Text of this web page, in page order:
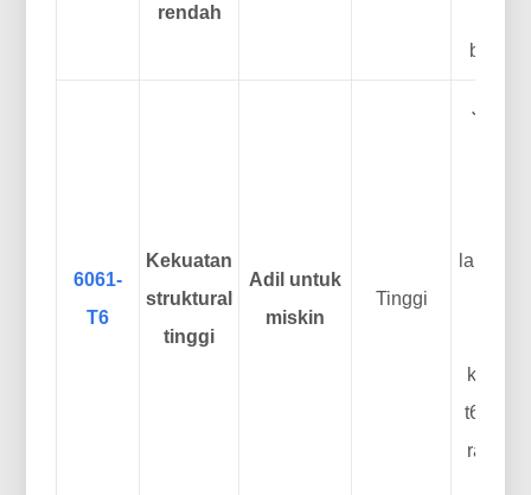
rendah
6061-
T6
Kekuatan
struktural
tinggi
Adil untuk
miskin
Tinggi
Juara
landai
t6 t6
rapuh